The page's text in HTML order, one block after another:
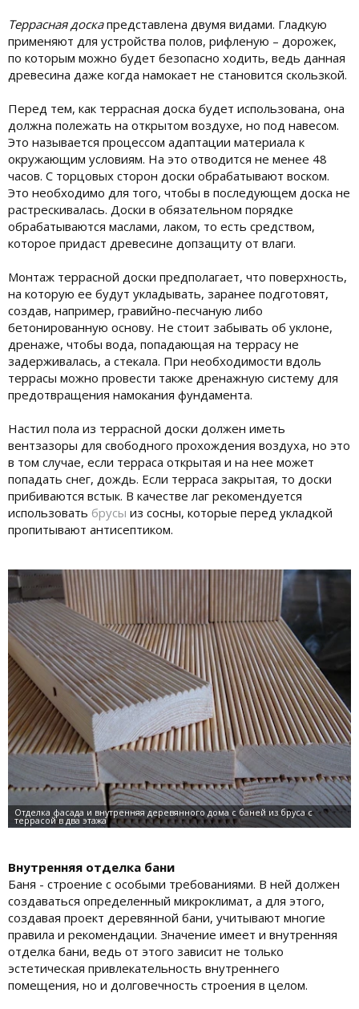
Террасная доскапредставлена двумя видами. Гладкую
применяют для устройства полов, рифленую – дорожек,
по которым можно будет безопасно ходить, ведь данная
древесина даже когда намокает не становится скользкой.
Перед тем, как террасная доска будет использована, она
должна полежать на открытом воздухе, но под навесом.
Это называется процессом адаптации материала к
окружающим условиям. На это отводится не менее 48
часов. С торцовых сторон доски обрабатывают воском.
Это необходимо для того, чтобы в последующем доска не
растрескивалась. Доски в обязательном порядке
обрабатываются маслами, лаком, то есть средством,
которое придаст древесине допзащиту от влаги.
Монтаж террасной доски предполагает, что поверхность,
на которую ее будут укладывать, заранее подготовят,
создав, например, гравийно-песчаную либо
бетонированную основу. Не стоит забывать об уклоне,
дренаже, чтобы вода, попадающая на террасу не
задерживалась, а стекала. При необходимости вдоль
террасы можно провести также дренажную систему для
предотвращения намокания фундамента.
Настил пола из террасной доски должен иметь
вентзазоры для свободного прохождения воздуха, но это
в том случае, если терраса открытая и на нее может
попадать снег, дождь. Если терраса закрытая, то доски
прибиваются встык. В качестве лаг рекомендуется
использовать брусы из сосны, которые перед укладкой
пропитывают антисептиком.
Внутренняя отделка бани
Баня - строение с особыми требованиями. В ней должен
создаваться определенный микроклимат, а для этого,
создавая проект деревянной бани, учитывают многие
правила и рекомендации. Значение имеет и внутренняя
отделка бани, ведь от этого зависит не только
эстетическая привлекательность внутреннего
помещения, но и долговечность строения в целом.